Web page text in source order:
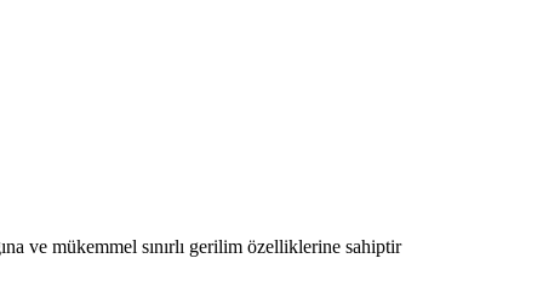
ve mükemmel sınırlı gerilim özelliklerine sahiptir